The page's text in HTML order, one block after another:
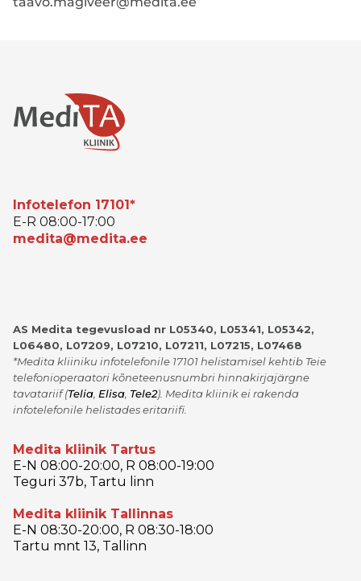
Infotelefon 17101*
E-R 08:00-17:00
medita@medita.ee
Medita kliinik Tartus
E-N 08:00-20:00, R 08:00-19:00
Teguri 37b, Tartu linn
Medita kliinik Tallinnas
E-N 08:30-20:00, R 08:30-18:00
Tartu mnt 13, Tallinn
AS Medita tegevusload nr L05340, L05341, L05342,
L06480, L07209, L07210, L07211, L07215, L07468
*Medita kliiniku infotelefonile 17101 helistamisel kehtib Teie
telefonioperaatori kõneteenusnumbri hinnakirjajärgne
tavatariif(Telia, Elisa, Tele2). Medita kliinik ei rakenda
infotelefonile helistades eritariifi.